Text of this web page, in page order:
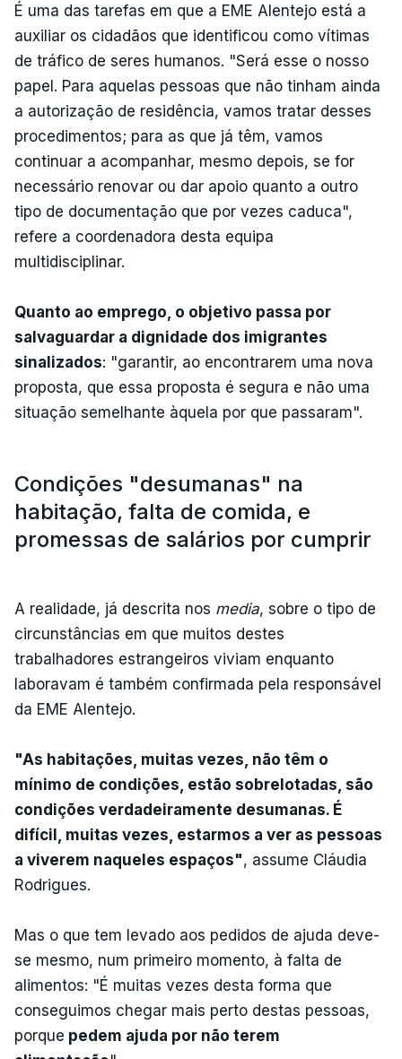
É uma das tarefas em que a EME Alentejo está a
auxiliar os cidadãos que identificou como vítimas
de tráfico de seres humanos. "Será esse o nosso
papel. Para aquelas pessoas que não tinham ainda
a autorização de residência, vamos tratar desses
procedimentos; para as que já têm, vamos
continuar a acompanhar, mesmo depois, se for
necessário renovar ou dar apoio quanto a outro
tipo de documentação que por vezes caduca",
refere a coordenadora desta equipa
multidisciplinar.
Quanto ao emprego, o objetivo passa por
salvaguardar a dignidade dos imigrantes
sinalizados: "garantir, ao encontrarem uma nova
proposta, que essa proposta é segura e não uma
situação semelhante àquela por que passaram".
Condições "desumanas" na
habitação, falta de comida, e
promessas de salários por cumprir
A realidade, já descrita nos media, sobre o tipo de
circunstâncias em que muitos destes
trabalhadores estrangeiros viviam enquanto
laboravam é também confirmada pela responsável
da EME Alentejo.
"As habitações, muitas vezes, não têm o
mínimo de condições, estão sobrelotadas, são
condições verdadeiramente desumanas. É
difícil, muitas vezes, estarmos a ver as pessoas
a viverem naqueles espaços", assume Cláudia
Rodrigues.
Mas o que tem levado aos pedidos de ajuda deve-
se mesmo, num primeiro momento, à falta de
alimentos: "É muitas vezes desta forma que
conseguimos chegar mais perto destas pessoas,
porque pedem ajuda por não terem